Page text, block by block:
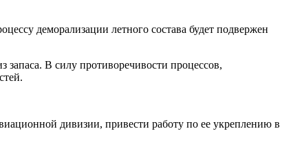
деморализации летного состава будет подвержен
запаса. В силу противоречивости процессов,
дивизии, привести работу по ее укреплению в